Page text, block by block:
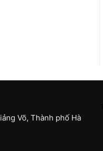
Võ, Thành phố Hà